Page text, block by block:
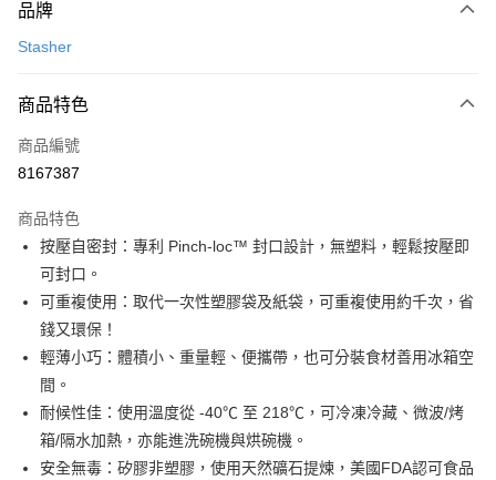
信用卡一次付款
3 期 0 利率 每期
合作金庫商業銀行
上海商業儲蓄銀行
臺灣中小企業銀行
匯豐（台灣）商業銀行
華泰商業銀行
聯邦商業銀行
元大商業銀行
永豐商業銀行
玉山商業銀行
台灣樂天信用卡公司
合作金庫商業銀行
上海商業儲蓄銀行
國泰世華商業銀行
兆豐國際商業銀行
匯豐（台灣）商業銀行
聯邦商業銀行
遠東國際商業銀行
元大商業銀行
玉山商業銀行
星展（台灣）商業銀行
台新國際商業銀行
即享券
LINE Pay
Apple Pay
街口支付
Google Pay
大哥付你分期
相關說明
【大哥付你分期使用說明】
1.本服務由台灣大哥大提供，台灣大哥大用戶可立即使用無須另外申請。
2.付款方式選擇「大哥付你分期」，訂單成立後會自動跳轉到大哥付的交易
ATM付款
品牌
Stasher
商品特色
商品編號
8167387
商品特色
按壓自密封：專利 Pinch-loc™ 封口設計，無塑料，輕鬆按壓即
可封口。
可重複使用：取代一次性塑膠袋及紙袋，可重複使用約千次，省
錢又環保！
輕薄小巧：體積小、重量輕、便攜帶，也可分裝食材善用冰箱空
間。
耐候性佳：使用溫度從 -40℃ 至 218℃，可冷凍冷藏、微波/烤
箱/隔水加熱，亦能進洗碗機與烘碗機。
安全無毒：矽膠非塑膠，使用天然礦石提煉，美國FDA認可食品